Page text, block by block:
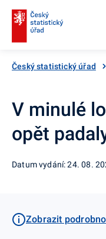
Český statistický úřad
V minulé
opět
Datum vydání: 24. 08.
Zobrazit